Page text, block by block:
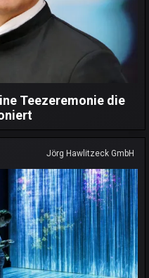
Teezeremonie die
Jörg Hawlitzeck GmbH